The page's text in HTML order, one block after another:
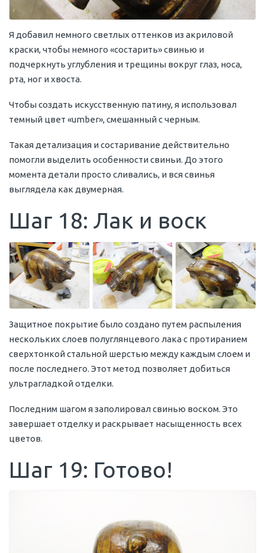
Я добавил немного светлых оттенков из акриловой
краски, чтобы немного «состарить» свинью и
подчеркнуть углубления и трещины вокруг глаз, носа,
рта, ног и хвоста.
Чтобы создать искусственную патину, я использовал
темный цвет «umber», смешанный с черным.
Такая детализация и состаривание действительно
помогли выделить особенности свиньи. До этого
момента детали просто сливались, и вся свинья
выглядела как двумерная.
Шаг 18: Лак и воск
Защитное покрытие было создано путем распыления
нескольких слоев полуглянцевого лака с протиранием
сверхтонкой стальной шерстью между каждым слоем и
после последнего. Этот метод позволяет добиться
ультрагладкой отделки.
Последним шагом я заполировал свинью воском. Это
завершает отделку и раскрывает насыщенность всех
цветов.
Шаг 19: Готово!